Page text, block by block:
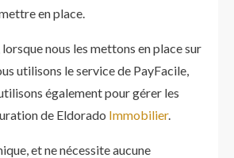
en place.
nous les mettons en place sur
utilisons le service de PayFacile,
également pour gérer les
de Eldorado Immobilier.
et ne nécessite aucune